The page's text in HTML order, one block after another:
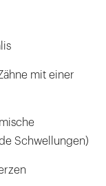
mit einer
Schwellungen)